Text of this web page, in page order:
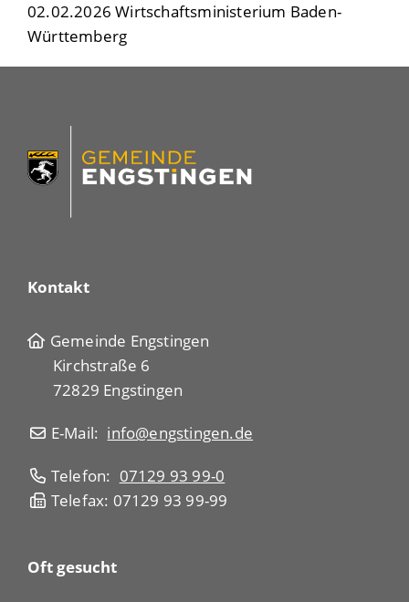
02.02.2026 Wirtschaftsministerium Baden-
Württemberg
Kontakt
Gemeinde Engstingen
Kirchstraße 6
72829 Engstingen
E-Mail: info@engstingen.de
Telefon: 07129 93 99-0
Telefax: 07129 93 99-99
Oft gesucht